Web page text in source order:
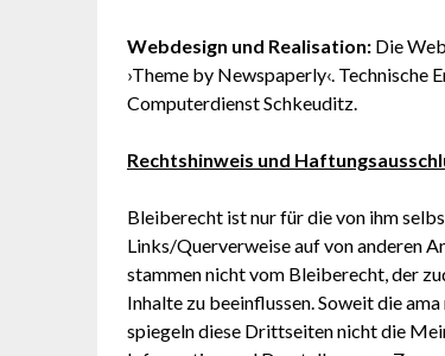
Webdesign und Realisation: Die
›Theme by Newspaperly‹.
Computerdienst Schkeuditz.
Rechtshinweis und
Bleiberecht ist nur für die von ihm
Links/Querverweise auf von anderen
stammen nicht vom Bleiberecht, der
Inhalte zu beeinflussen. Soweit die
spiegeln diese Drittseiten nicht die